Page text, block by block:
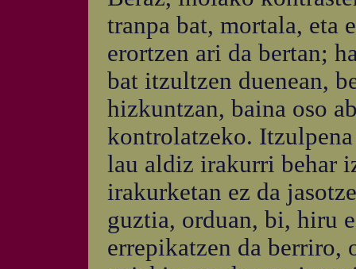
tranpa bat, mortala, eta
erortzen ari da bertan;
bat itzultzen duenean,
hizkuntzan, baina oso
kontrolatzeko.
lau aldiz irakurri behar
irakurketan ez da
guztia, orduan, bi, hiru
errepikatzen da berriro,